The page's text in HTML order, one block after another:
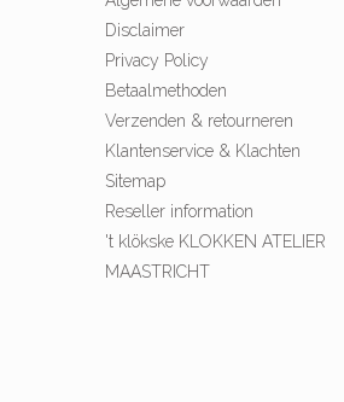
Disclaimer
Privacy Policy
Betaalmethoden
Verzenden & retourneren
Klantenservice & Klachten
Sitemap
Reseller information
't klökske KLOKKEN ATELIER
MAASTRICHT